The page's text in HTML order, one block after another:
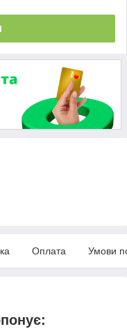
Оплата Умови